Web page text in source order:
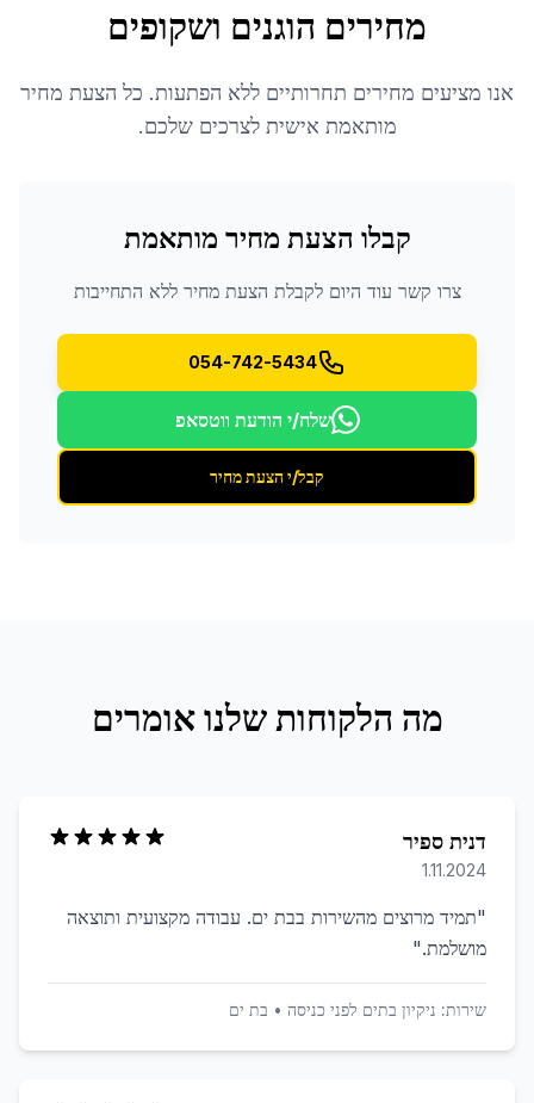
מחירים הוגנים ושקופים
אנו מציעים מחירים תחרותיים ללא הפתעות. כל הצעת מחיר
מותאמת אישית לצרכים שלכם.
קבלו הצעת מחיר מותאמת
צרו קשר עוד היום לקבלת הצעת מחיר ללא התחייבות
054-742-5434
שלח/י הודעת ווטסאפ
קבל/י הצעת מחיר
מה הלקוחות שלנו אומרים
דנית ספיר
1.11.2024
"תמיד מרוצים מהשירות בבת ים. עבודה מקצועית ותוצאה
מושלמת."
שירות: ניקיון בתים לפני כניסה • בת ים